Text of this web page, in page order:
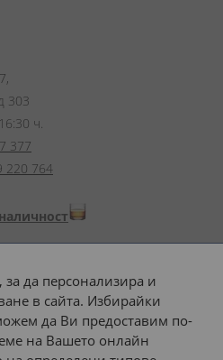
303
ч.
377
220 764
на плащане:
за да персонализира и
в сайта. Избирайки
да Ви предоставим по-
на Вашето онлайн